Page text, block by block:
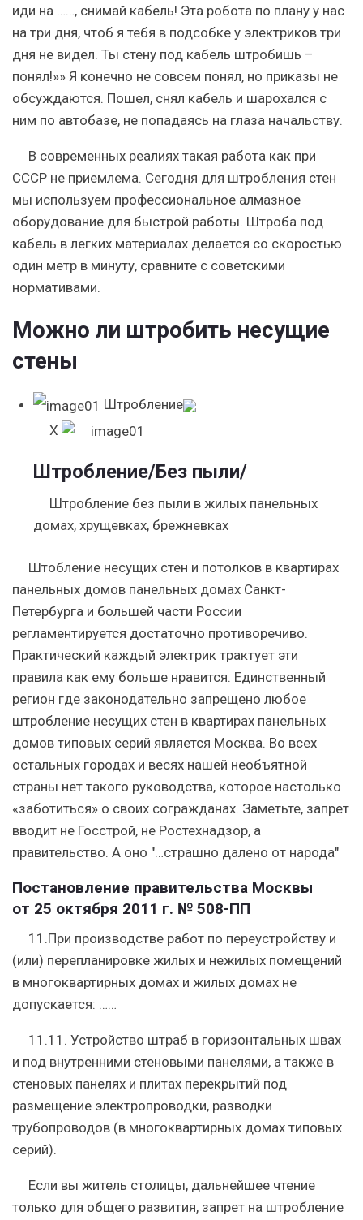
иди на ……, снимай кабель! Эта робота по плану у нас
на три дня, чтоб я тебя в подсобке у электриков три
дня не видел. Ты стену под кабель штробишь –
понял!»» Я конечно не совсем понял, но приказы не
обсуждаются. Пошел, снял кабель и шарохался с
ним по автобазе, не попадаясь на глаза начальству.
В современных реалиях такая работа как при
СССР не приемлема. Сегодня для штробления стен
мы используем профессиональное алмазное
оборудование для быстрой работы. Штроба под
кабель в легких материалах делается со скоростью
один метр в минуту, сравните с советскими
нормативами.
Можно ли штробить несущие
стены
Штробление
X
Штробление/Без пыли/
Штробление без пыли в жилых панельных
домах, хрущевках, брежневках
Штобление несущих стен и потолков в квартирах
панельных домов панельных домах Санкт-
Петербурга и большей части России
регламентируется достаточно противоречиво.
Практический каждый электрик трактует эти
правила как ему больше нравится. Единственный
регион где законодательно запрещено любое
штробление несущих стен в квартирах панельных
домов типовых серий является Москва. Во всех
остальных городах и весях нашей необъятной
страны нет такого руководства, которое настолько
«заботиться» о своих согражданах. Заметьте, запрет
вводит не Госстрой, не Ростехнадзор, а
правительство. А оно "…страшно далено от народа"
Постановление правительства Москвы
от 25 октября 2011 г. № 508-ПП
11.При производстве работ по переустройству и
(или) перепланировке жилых и нежилых помещений
в многоквартирных домах и жилых домах не
допускается: ……
11.11. Устройство штраб в горизонтальных швах
и под внутренними стеновыми панелями, а также в
стеновых панелях и плитах перекрытий под
размещение электропроводки, разводки
трубопроводов (в многоквартирных домах типовых
серий).
Если вы житель столицы, дальнейшее чтение
только для общего развития, запрет на штробление